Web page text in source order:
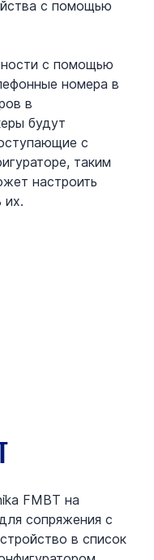
с помощью
с помощью
номера в
в
будут
с
таким
настроить
их.
FMBT на
сопряжения с
в список